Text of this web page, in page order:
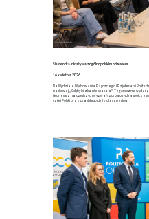
Studencka inicjatywa z ogólnopolskim odzewem
16 kwietnia 2026
Na Wydziale Wychowania Fizycznego i Fizjoterapii
naukowej „Gdyby kózka nie skakała”. Tegoroczne
jednemu z najczęstszych wyzwań zdrowotnych
całej Polski oraz praktykujących fizjoterapeutów.